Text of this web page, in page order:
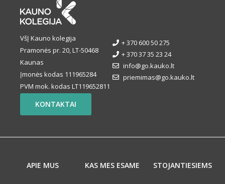
VšĮ Kauno kolegija
Pramonės pr. 20, LT-50468
Kaunas
Įmonės kodas 111965284
PVM mok. kodas LT119652811
+ 370 600 50 275
+ 370 37 35 23 24
info@go.kauko.lt
priemimas@go.kauko.lt
KONTAKTAI
APIE MUS KAS MES ESAME STOJANTIESIEMS